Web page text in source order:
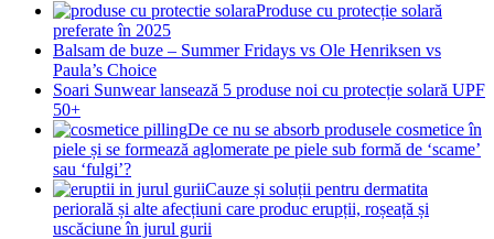
Produse cu protecție solară
preferate în 2025
Balsam de buze – Summer Fridays vs Ole Henriksen vs
Paula’s Choice
Soari Sunwear lansează 5 produse noi cu protecție solară UPF
50+
De ce nu se absorb produsele cosmetice în
piele și se formează aglomerate pe piele sub formă de ‘scame’
sau ‘fulgi’?
Cauze și soluții pentru dermatita
periorală și alte afecțiuni care produc erupții, roșeață și
uscăciune în jurul gurii